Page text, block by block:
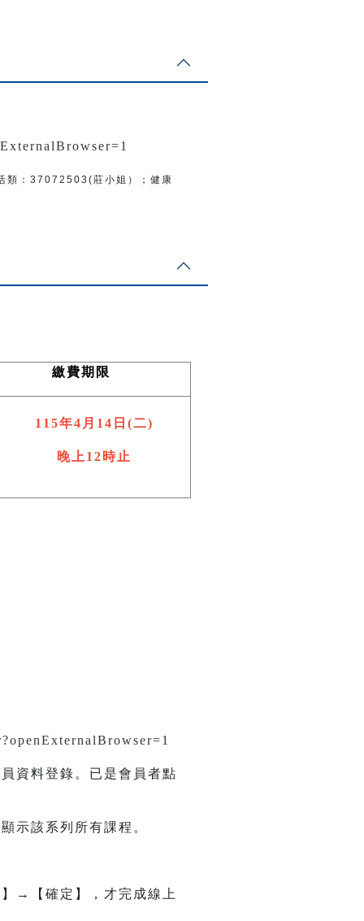
類： 37072503(莊小姐）； 健康
繳費期限
115年4月14日(二)
晚上12時止
資料登錄。已是會員者點
示該系列所有課程。
→【確定】，才完成線上